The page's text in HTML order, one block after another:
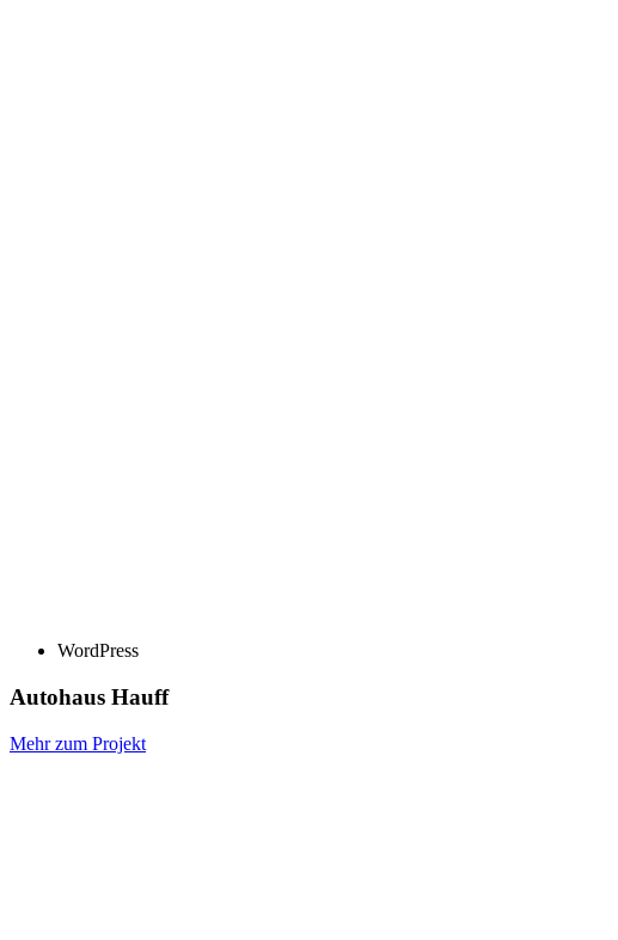
WordPress
Autohaus Hauff
Mehr zum Projekt